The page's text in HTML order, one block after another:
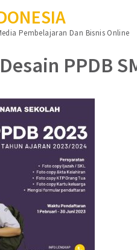
Pembelajaran Dan Bisnis Online
PPDB